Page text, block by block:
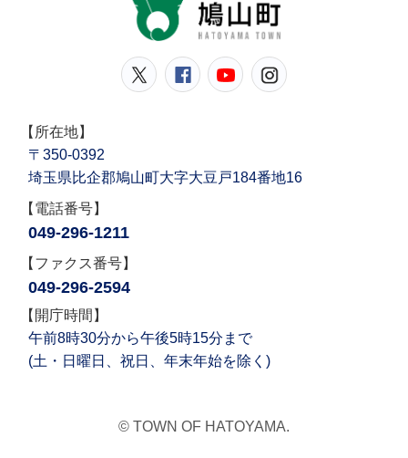
鳩山町公式Twitter
鳩山町公式Facebook
鳩山町公式
【所在地】
〒350-0392
埼玉県比企郡鳩山町大字大豆戸184番地16
【電話番号】
049-296-1211
【ファクス番号】
049-296-2594
【開庁時間】
午前8時30分から午後5時15分まで
(土・日曜日、祝日、年末年始を除く)
© TOWN OF HATOYAMA.